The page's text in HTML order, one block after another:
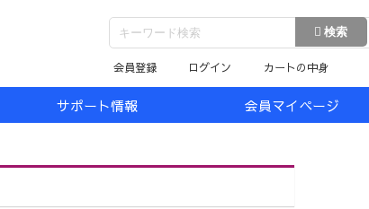
会員登録 ログイン カートの中身
サポート情報 会員マイページ